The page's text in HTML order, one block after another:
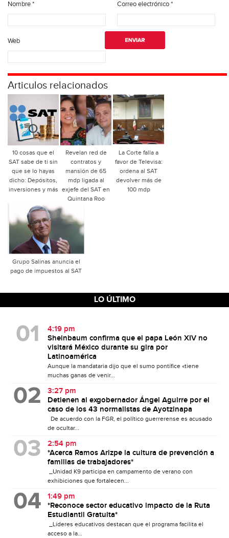
Nombre* Correo electrónico*
Web
Articulos relacionados
10 cosas que el
SAT sabe de ti sin
que se lo hayas
dicho: Depósitos,
inversiones y más
Revelan red de
contratos y
mansión de 65
mdp ligada al
exjefe del SAT en
Quintana Roo
La Corte falla a
favor de Televisa:
ordena al SAT
devolver más de
100 mdp
Grupo Salinas anuncia el
pago de impuestos al SAT
LO ÚLTIMO
4:19 pm
Sheinbaum confirma que el papa León XIV no
visitará México durante su gira por
Latinoamérica
Aunque la mandataria dijo que el sumo pontífice «tiene
muchas ganas de venir...
3:27 pm
Detienen al exgobernador Ángel Aguirre por el
caso de los 43 normalistas de Ayotzinapa
De acuerdo con la FGR, el político guerrerense es acusado
de ocultar...
2:54 pm
*Acerca Ramos Arizpe la cultura de prevención a
familias de trabajadores*
_Unidad K9 participa en campamento de verano con
exhibiciones que fortalecen...
1:49 pm
*Reconoce sector educativo impacto de la Ruta
Estudiantil Gratuita*
_Líderes educativos destacan que el programa facilita el
acceso a la...